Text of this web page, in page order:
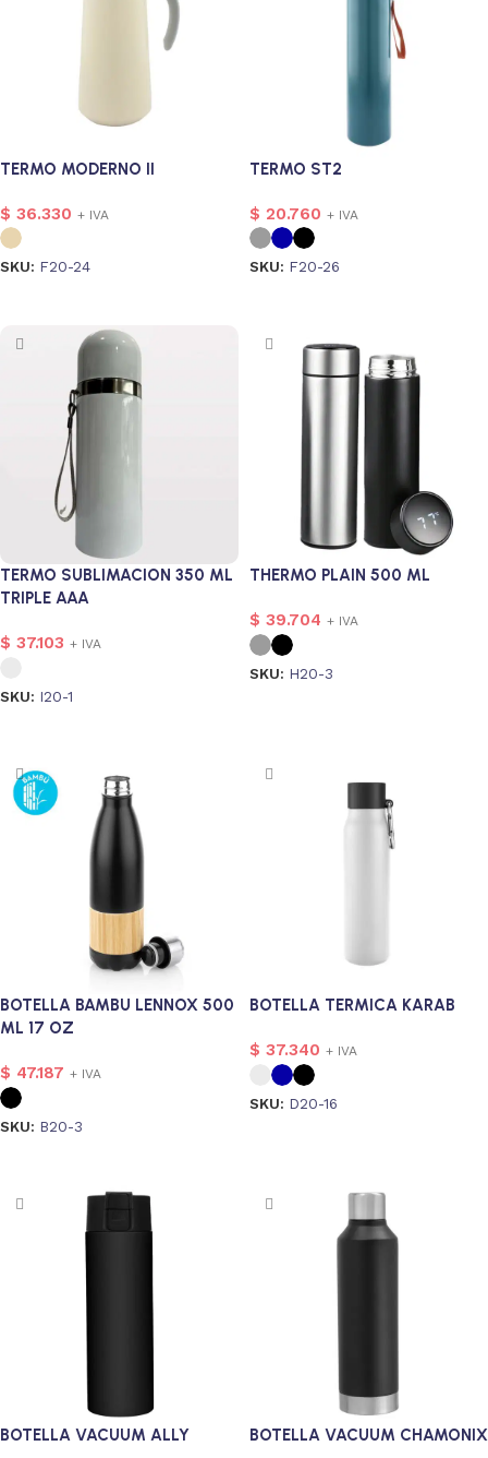
TERMO MODERNO II
$ 36.330 + IVA
SKU: F20-24
TERMO ST2
$ 20.760 + IVA
SKU: F20-26
TERMO SUBLIMACION 350 ML
TRIPLE AAA
$ 37.103 + IVA
SKU: I20-1
THERMO PLAIN 500 ML
$ 39.704 + IVA
SKU: H20-3
BOTELLA BAMBU LENNOX 500
ML 17 OZ
$ 47.187 + IVA
SKU: B20-3
BOTELLA TERMICA KARAB
$ 37.340 + IVA
SKU: D20-16
BOTELLA VACUUM ALLY BOTELLA VACUUM CHAMONIX